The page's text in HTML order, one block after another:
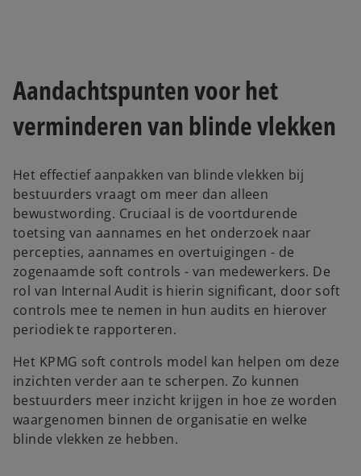
Aandachtspunten voor het
verminderen van blinde vlekken
Het effectief aanpakken van blinde vlekken bij
bestuurders vraagt om meer dan alleen
bewustwording. Cruciaal is de voortdurende
toetsing van aannames en het onderzoek naar
percepties, aannames en overtuigingen - de
zogenaamde soft controls - van medewerkers. De
rol van Internal Audit is hierin significant, door soft
controls mee te nemen in hun audits en hierover
periodiek te rapporteren.
Het KPMG soft controls model kan helpen om deze
inzichten verder aan te scherpen. Zo kunnen
bestuurders meer inzicht krijgen in hoe ze worden
waargenomen binnen de organisatie en welke
blinde vlekken ze hebben.